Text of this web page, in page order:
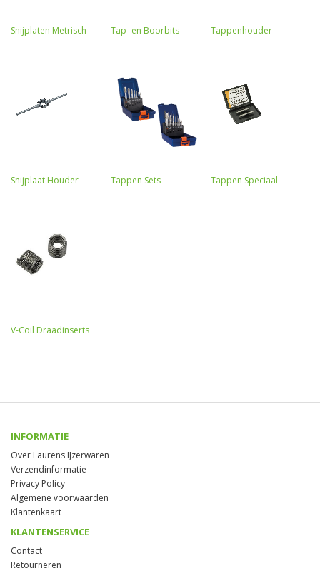
Snijplaten Metrisch Tap -en Boorbits Tappenhouder
Snijplaat Houder Tappen Sets Tappen Speciaal
V-Coil Draadinserts
INFORMATIE
Over Laurens IJzerwaren
Verzendinformatie
Privacy Policy
Algemene voorwaarden
Klantenkaart
KLANTENSERVICE
Contact
Retourneren